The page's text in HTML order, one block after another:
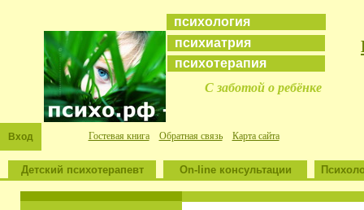
психология
психиатрия
психотерапия
С заботой о ребёнке
Вход Гостевая книга Обратная связь Карта сайта
Детский психотерапевт On-line консультации